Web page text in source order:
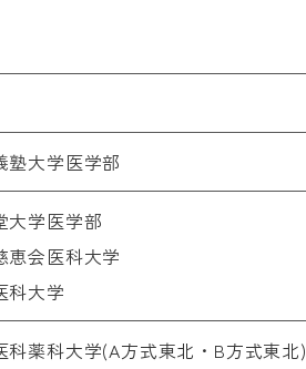
塾大学医学部
大学医学部
恵会医科大学
科大学
科薬科大学(A方式東北・B方式東北)